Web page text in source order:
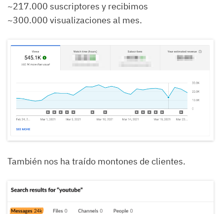
~217.000 suscriptores y recibimos
~300.000 visualizaciones al mes.
También nos ha traído montones de clientes.